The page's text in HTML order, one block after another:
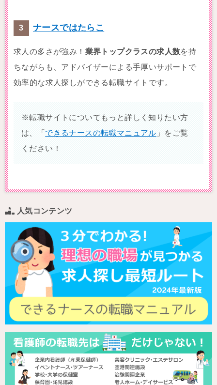
ナースではたらこ
求人の多さが強み！ 業界トップクラスの求人数を持
ちながらも、アドバイザーによる手厚いサポートで
効率的な求人探しができる転職サイトです。
※転職サイトについてもっと詳しく知りたい方
は、「できるナースの転職マニュアル 」をご覧
ください！
人気コンテンツ